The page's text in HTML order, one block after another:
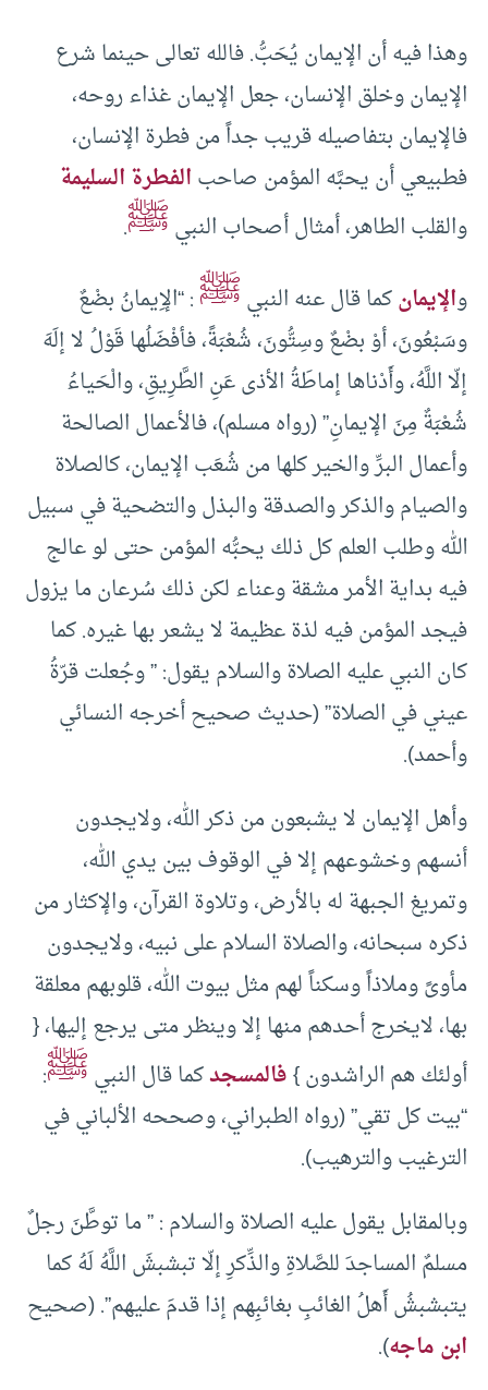
وهذا فيه أن الإيمان يُحَبُّ. فالله تعالى حينما شرع
الإيمان وخلق الإنسان، جعل الإيمان غذاء روحه،
فالإيمان بتفاصيله قريب جداً من فطرة الإنسان،
فطبيعي أن يحبَّه المؤمن صاحبالفطرة السليمة
والقلب الطاهر، أمثال أصحاب النبيﷺ.
والإيمانكما قال عنه النبيﷺ: “الإِيمانُ بضْعٌ
وسَبْعُونَ، أوْ بضْعٌ وسِتُّونَ، شُعْبَةً، فأفْضَلُها قَوْلُ لا إلَهَ
إلّا اللَّهُ، وأَدْناها إماطَةُ الأذى عَنِ الطَّرِيقِ، والْحَياءُ
شُعْبَةٌ مِنَ الإيمانِ” (رواه مسلم)، فالأعمال الصالحة
وأعمال البرِّ والخير كلها من شُعَب الإيمان، كالصلاة
والصيام والذكر والصدقة والبذل والتضحية في سبيل
الله وطلب العلم كل ذلك يحبُّه المؤمن حتى لو عالج
فيه بداية الأمر مشقة وعناء لكن ذلك سُرعان ما يزول
فيجد المؤمن فيه لذة عظيمة لا يشعر بها غيره. كما
كان النبي عليه الصلاة والسلام يقول: ” وجُعلت قرّةُ
عيني في الصلاة” (حديث صحيح أخرجه النسائي
وأحمد).
وأهل الإيمان لا يشبعون من ذكر الله، ولايجدون
أنسهم وخشوعهم إلا في الوقوف بين يدي الله،
وتمريغ الجبهة له بالأرض، وتلاوة القرآن، والإكثار من
ذكره سبحانه، والصلاة السلام على نبيه، ولايجدون
مأوىً وملاذاً وسكناً لهم مثل بيوت الله، قلوبهم معلقة
بها، لايخرج أحدهم منها إلا وينظر متى يرجع إليها، {
أولئك هم الراشدون }فالمسجدكما قال النبيﷺ:
“بيت كل تقي” (رواه الطبراني، وصححه الألباني في
الترغيب والترهيب).
وبالمقابل يقول عليه الصلاة والسلام : ” ما توطَّنَ رجلٌ
مسلمٌ المساجدَ للصَّلاةِ والذِّكرِ إلّا تبشبشَ اللَّهُ لَهُ كما
يتبشبشُ أَهلُ الغائبِ بغائبِهم إذا قدمَ عليهم”. (صحيح
ابن ماجه).